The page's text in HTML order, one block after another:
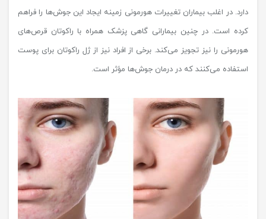
دارد. در اغلب بیماران تغییرات هورمونی زمینه ایجاد این جوش‌ها را فراهم
کرده است. در چنین بیمارانی گاهی پزشک همراه با راکوتان قرص‌های
هورمونی را نیز تجویز می‌کند. برخی از افراد نیز از ژل راکوتان برای پوست
استفاده می‌کنند که در درمان جوش‌ها مؤثر است.